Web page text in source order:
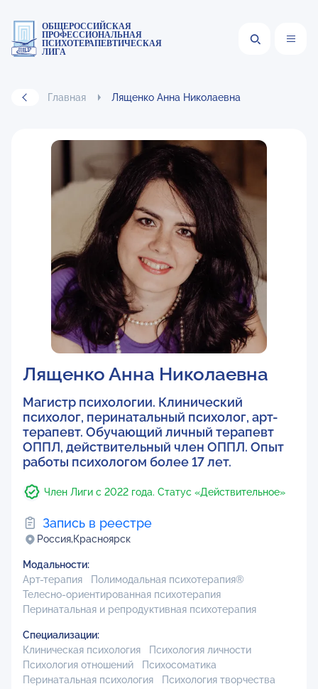
ОБЩЕРОССИЙСКАЯ
ПРОФЕССИОНАЛЬНАЯ
ПСИХОТЕРАПЕВТИЧЕСКАЯ
ЛИГА
Главная Лященко Анна Николаевна
Лященко Анна Николаевна
Магистр психологии. Клинический
психолог, перинатальный психолог, арт-
терапевт. Обучающий личный терапевт
ОППЛ, действительный член ОППЛ. Опыт
работы психологом более 17 лет.
Член Лиги с 2022 года. Статус «Действительное»
Запись в реестре
Россия,Красноярск
Модальности:
Арт-терапия
Полимодальная психотерапия®
Телесно-ориентированная психотерапия
Перинатальная и репродуктивная психотерапия
Специализации:
Клиническая психология
Психология личности
Психология отношений
Психосоматика
Перинатальная психология
Психология творчества